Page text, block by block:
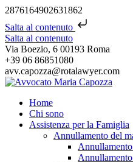
2876164902631862
Salta al contenuto
Salta al contenuto
Via Boezio, 6 00193 Roma
+39 06 86851080
avv.capozza@rotalawyer.com
Home
Chi sono
Assistenza per la Famiglia
Annullamento del